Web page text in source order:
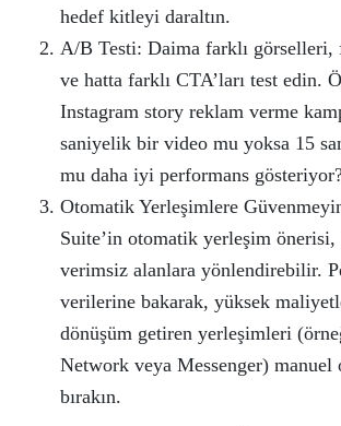
hedef kitleyi daraltın.
A/B Testi: Daima farklı görselleri,
ve hatta farklı CTA’ları test edin.
Instagram story reklam verme
saniyelik bir video mu yoksa 15
mu daha iyi performans
Otomatik Yerleşimlere
Suite’in otomatik yerleşim önerisi,
verimsiz alanlara yönlendirebilir.
verilerine bakarak, yüksek
dönüşüm getiren yerleşimleri
Network veya Messenger) manuel
bırakın.